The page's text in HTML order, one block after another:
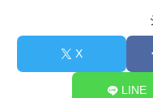
X
LINE